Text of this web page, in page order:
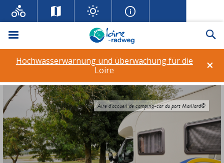
Menü
×
Hochwasserwarnung und überwachung für die
Loire
Aire d’accueil de camping-car du port Maillard©